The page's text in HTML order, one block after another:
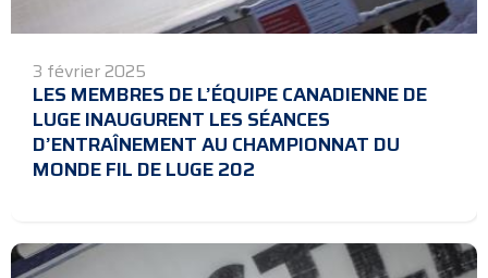
3 février 2025
LES MEMBRES DE L’ÉQUIPE CANADIENNE DE
LUGE INAUGURENT LES SÉANCES
D’ENTRAÎNEMENT AU CHAMPIONNAT DU
MONDE FIL DE LUGE 202